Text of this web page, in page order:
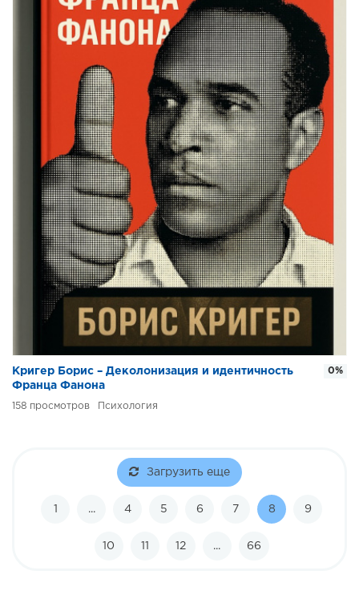
Кригер Борис – Деколонизация и идентичность
Франца Фанона
158 Психология
0%
Загрузить еще
1 ... 4 5 6 7 8 9
10 11 12 ... 66